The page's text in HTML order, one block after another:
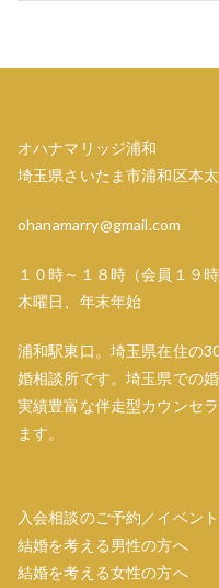
ビ
ー
ン
オハナマリッジ浦和
埼玉県さいたま市浦和区本
ohanamarry@gmail.com
１０時～１８時（会員１９
木曜日、年末年始
浦和駅東口。埼玉県在住の
婚相談所です。埼玉県での
実績豊富な伴走型カウンセ
ます。
入会相談のご予約／イベン
結婚を考える男性の方へ
結婚を考える女性の方へ